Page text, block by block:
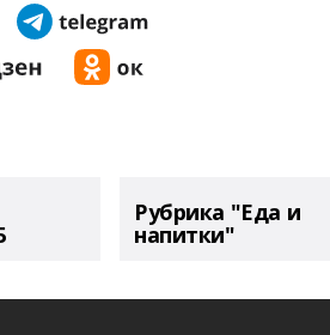
Рубрика "Еда и
напитки"